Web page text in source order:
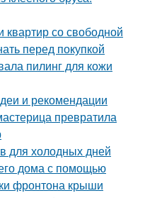
со свободной
перед покупкой
пилинг для кожи
и рекомендации
превратила
для холодных дней
дома с помощью
фронтона крыши